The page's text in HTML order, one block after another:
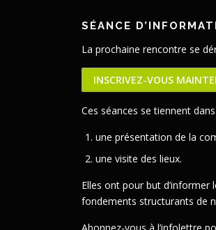
SÉANCE
La prochaine rencontre se
INSCRIVEZ-VOUS
Ces séances se tiennent
une présentation de la
une visite des lieux.
Elles ont pour but d’informer
fondements structurants de